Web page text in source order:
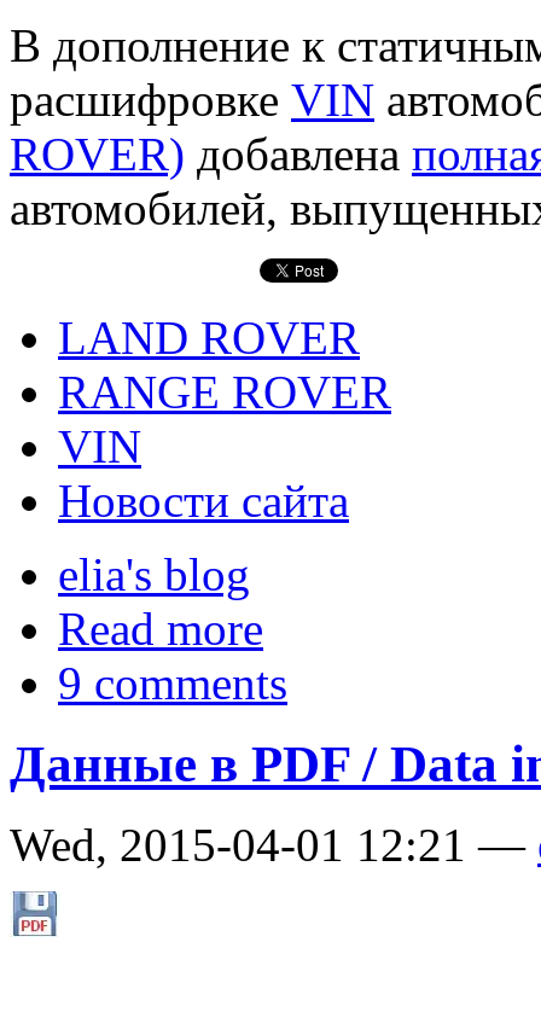
В дополнение к
расшифровке VIN
ROVER) добавлена
автомобилей,
LAND ROVER
RANGE ROVER
VIN
Новости сайта
elia's blog
Read more
9 comments
Данные в PDF / Data
Wed, 2015-04-01 12:21 —